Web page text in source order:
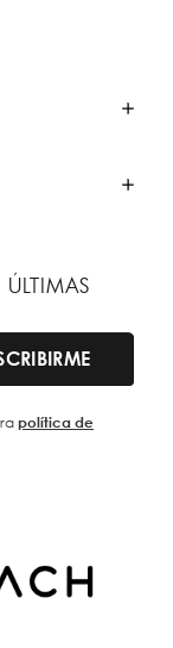
ÚLTIMAS
política de